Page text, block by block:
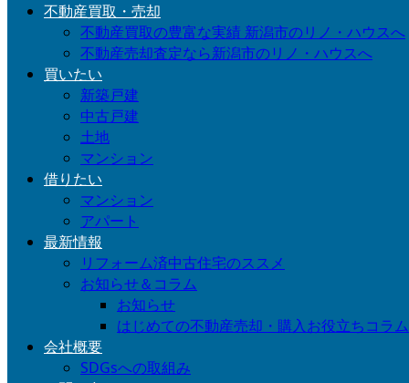
不動産買取・売却
不動産買取の豊富な実績 新潟市のリノ・ハウスへ
不動産売却査定なら新潟市のリノ・ハウスへ
買いたい
新築戸建
中古戸建
土地
マンション
借りたい
マンション
アパート
最新情報
リフォーム済中古住宅のススメ
お知らせ＆コラム
お知らせ
はじめての不動産売却・購入お役立ちコラム
会社概要
SDGsへの取組み